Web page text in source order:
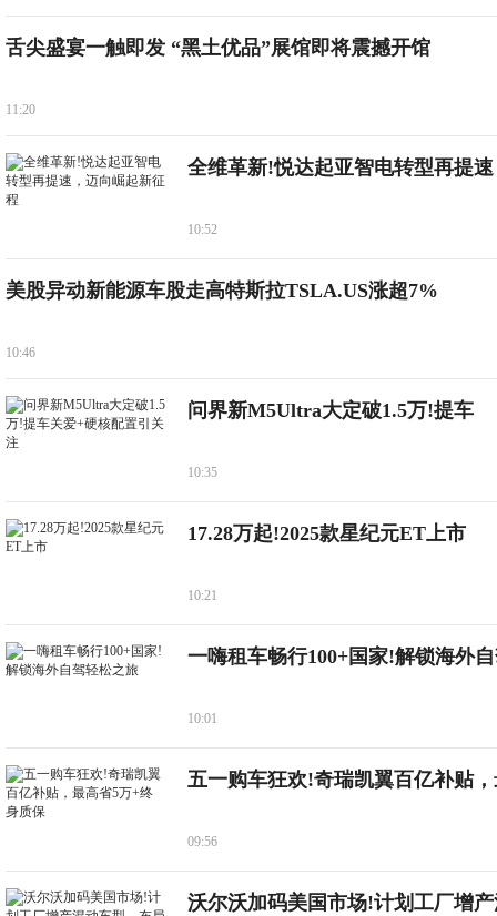
舌尖盛宴一触即发 “黑土优品”展馆即将震撼开馆
11:20
全维革新!悦达起亚智电转型再提
10:52
美股异动新能源车股走高特斯拉TSLA.US涨超7%
10:46
问界新M5Ultra大定破1.5万!提车
10:35
17.28万起!2025款星纪元ET上市
10:21
一嗨租车畅行100+国家!解锁海外
10:01
五一购车狂欢!奇瑞凯翼百亿补贴
09:56
沃尔沃加码美国市场!计划工厂增